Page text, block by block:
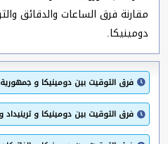
مقارنة فرق الساعات والدقائق
دومينيكا.
فرق التوقيت بين دومينيكا و جمهورية
فرق التوقيت بين دومينيكا و ترينيداد